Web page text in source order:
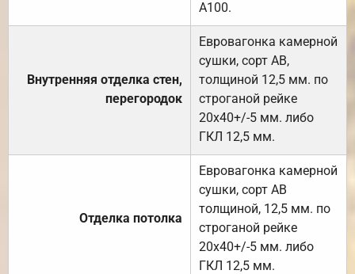
А100.
Внутренняя отделка стен,
перегородок
Евровагонка камерной
сушки, сорт АВ,
толщиной 12,5 мм. по
строганой рейке
20х40+/-5 мм. либо
ГКЛ 12,5 мм.
Отделка потолка
Евровагонка камерной
сушки, сорт АВ
толщиной, 12,5 мм. по
строганой рейке
20х40+/-5 мм. либо
ГКЛ 12,5 мм.